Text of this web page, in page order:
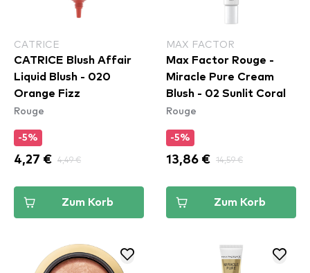
CATRICE
CATRICE Blush Affair
Liquid Blush - 020
Orange Fizz
Rouge
-5%
4,27 € 4,49 €
Zum Korb
MAX FACTOR
Max Factor Rouge -
Miracle Pure Cream
Blush - 02 Sunlit Coral
Rouge
-5%
13,86 € 14,59 €
Zum Korb